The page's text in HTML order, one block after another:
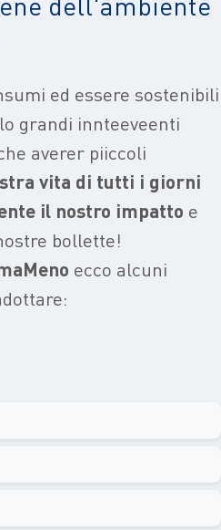
ed essere sostenibili
grandi innteeveenti
averer piiccoli
vita di tutti i giorni
il nostro impatto e
bollette!
ecco alcuni